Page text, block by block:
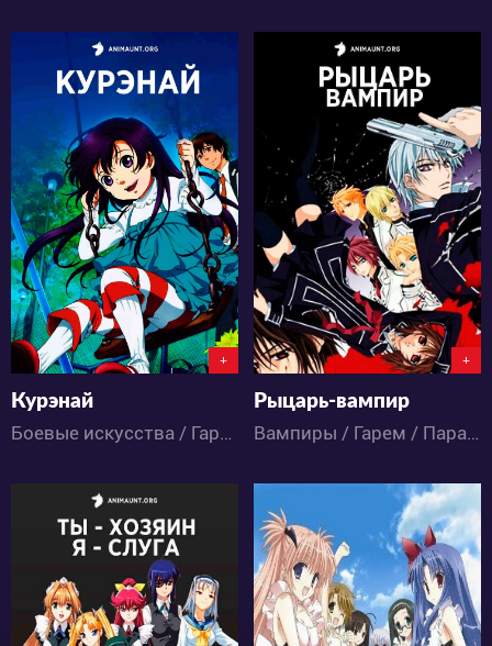
6525
3 2
+
Курэнай
Боевые искусства / Гарем / Драма / Комедия / Приключения / Сёнэн / Аниме
6447
3 6
+
Рыцарь-вампир
Вампиры / Гарем / Паранормальное / Мистика / Драма / Романтика / Сёдзё / Аниме
5140 4865